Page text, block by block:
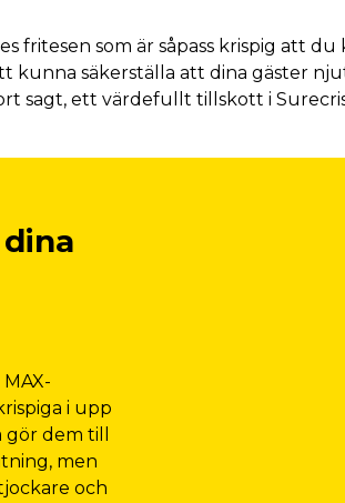
fritesen som är såpass krispig att
säkerställa att dina gäster
sagt, ett värdefullt tillskott i
i upp
dem till
men
och